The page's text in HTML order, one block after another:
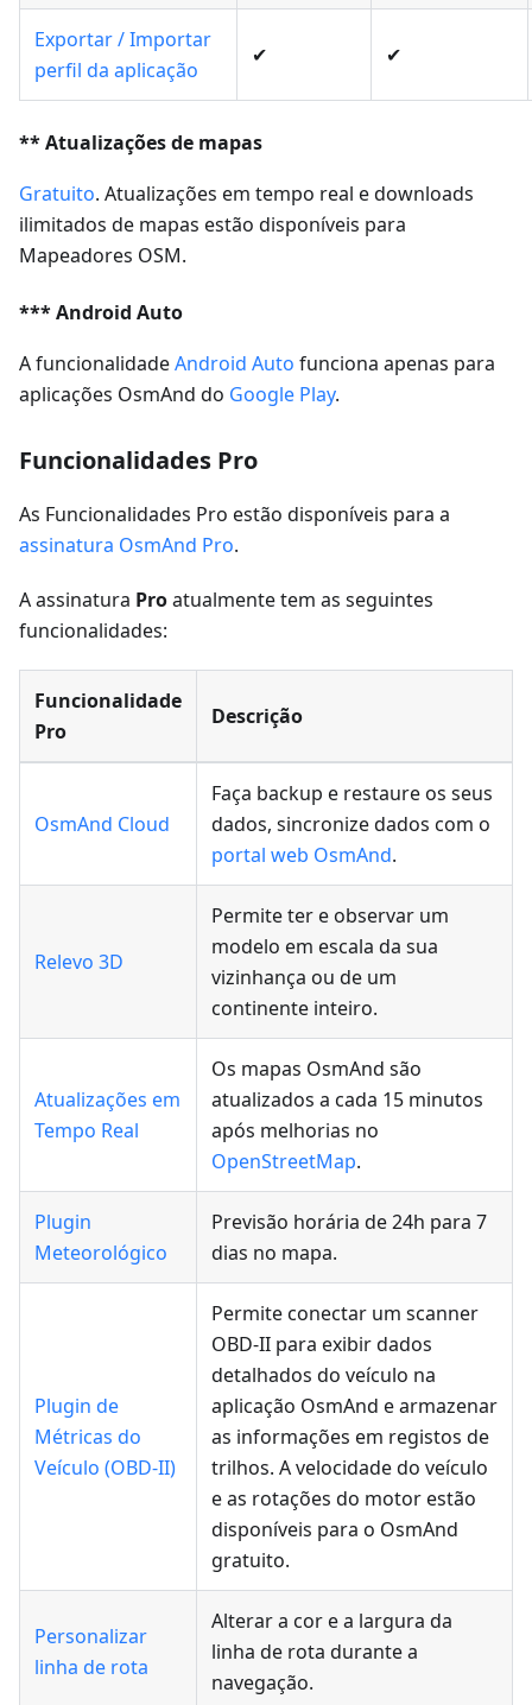
Exportar / Importar
perfil da aplicação
✔ ✔
** Atualizações de mapas
Gratuito. Atualizações em tempo real e downloads
ilimitados de mapas estão disponíveis para
Mapeadores OSM.
*** Android Auto
A funcionalidadeAndroid Auto funciona apenas para
aplicações OsmAnd do Google Play.
Funcionalidades Pro
As Funcionalidades Pro estão disponíveis para a
assinatura OsmAnd Pro.
A assinatura Proatualmente tem as seguintes
funcionalidades:
Funcionalidade
Pro
Descrição
OsmAnd Cloud
Faça backup e restaure os seus
dados, sincronize dados com o
portal web OsmAnd.
Relevo 3D
Permite ter e observar um
modelo em escala da sua
vizinhança ou de um
continente inteiro.
Atualizações em
Tempo Real
Os mapas OsmAnd são
atualizados a cada 15 minutos
após melhorias no
OpenStreetMap.
Plugin
Meteorológico
Previsão horária de 24h para 7
dias no mapa.
Plugin de
Métricas do
Veículo (OBD-II)
Permite conectar um scanner
OBD-II para exibir dados
detalhados do veículo na
aplicação OsmAnd e armazenar
as informações em registos de
trilhos. A velocidade do veículo
e as rotações do motor estão
disponíveis para o OsmAnd
gratuito.
Personalizar
linha de rota
Alterar a cor e a largura da
linha de rota durante a
navegação.